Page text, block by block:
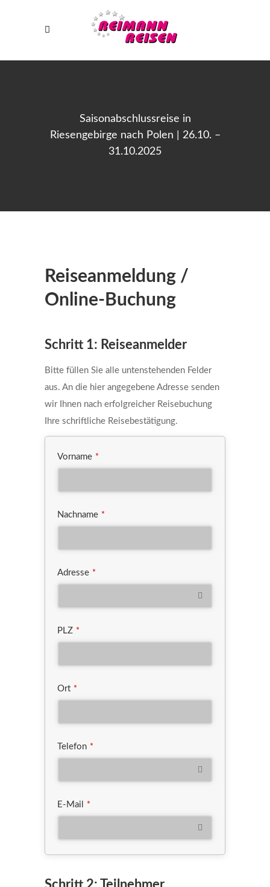
Saisonabschlussreise in
Riesengebirge nach Polen | 26.10. –
31.10.2025
Reiseanmeldung /
Online-Buchung
Schritt 1: Reiseanmelder
Bitte füllen Sie alle untenstehenden Felder
aus. An die hier angegebene Adresse senden
wir Ihnen nach erfolgreicher Reisebuchung
Ihre schriftliche Reisebestätigung.
Vorname *
Nachname *
Adresse *
PLZ *
Ort *
Telefon *
E-Mail *